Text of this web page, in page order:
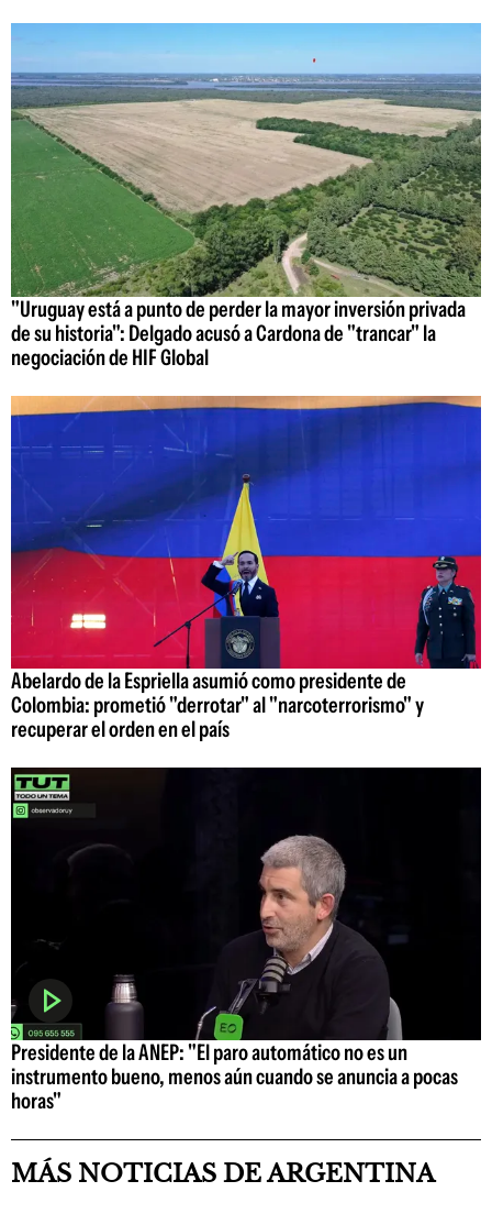
"Uruguay está a punto de perder la mayor inversión privada
de su historia": Delgado acusó a Cardona de "trancar" la
negociación de HIF Global
Abelardo de la Espriella asumió como presidente de
Colombia: prometió "derrotar" al "narcoterrorismo" y
recuperar el orden en el país
Presidente de la ANEP: "El paro automático no es un
instrumento bueno, menos aún cuando se anuncia a pocas
horas"
MÁS NOTICIAS DE ARGENTINA